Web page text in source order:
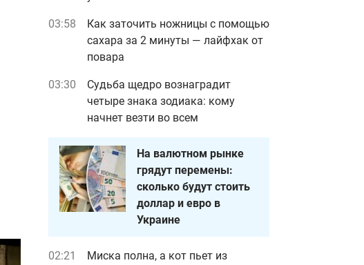
03:58
Как заточить ножницы с помощью
сахара за 2 минуты — лайфхак от
повара
03:30
Судьба щедро вознаградит
четыре знака зодиака: кому
начнет везти во всем
На валютном рынке
грядут перемены:
сколько будут стоить
доллар и евро в
Украине
02:21
Миска полна, а кот пьет из